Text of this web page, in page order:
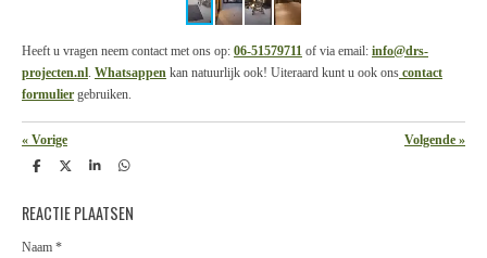
Heeft u vragen neem contact met ons op: 06-51579711 of via email: info@drs-
projecten.nl. Whatsappen kan natuurlijk ook! Uiteraard kunt u ook ons contact
formulier gebruiken.
« Vorige Volgende »
D
e
n
D
l
S
r
e
D
e
n
REACTIE PLAATSEN
Naam *